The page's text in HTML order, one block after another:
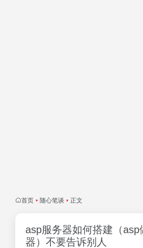
首页 • 随心笔谈 • 正文
asp服务器如何搭建（asp
器）不要告诉别人